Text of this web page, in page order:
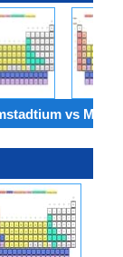
vs